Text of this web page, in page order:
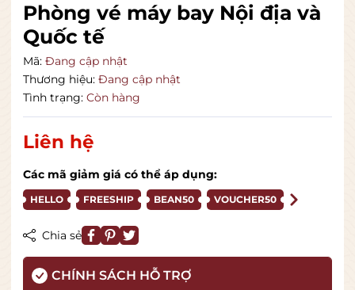
Phòng vé máy bay Nội địa và
Quốc tế
Mã: Đang cập nhật
Thương hiệu: Đang cập nhật
Tình trạng: Còn hàng
Liên hệ
Các mã giảm giá có thể áp dụng:
HELLO FREESHIP BEAN50 VOUCHER50
Chia sẻ
CHÍNH SÁCH HỖ TRỢ